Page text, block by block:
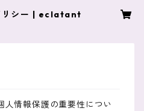
リシー | eclatant
人情報保護の重要性につい